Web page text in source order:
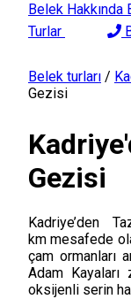
Belek Hakkında
Turlar
Belek turları /
Gezisi
Gezisi
Kadriye’den
km mesafede
çam ormanları
Adam Kayaları
oksijenli serin